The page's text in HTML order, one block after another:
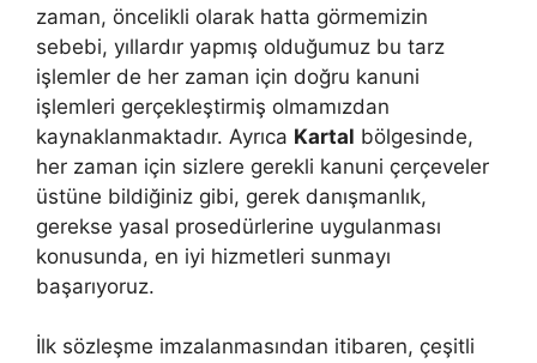
zaman, öncelikli olarak hatta görmemizin
sebebi, yıllardır yapmış olduğumuz bu tarz
işlemler de her zaman için doğru kanuni
işlemleri gerçekleştirmiş olmamızdan
kaynaklanmaktadır. Ayrıca Kartal bölgesinde,
her zaman için sizlere gerekli kanuni çerçeveler
üstüne bildiğiniz gibi, gerek danışmanlık,
gerekse yasal prosedürlerine uygulanması
konusunda, en iyi hizmetleri sunmayı
başarıyoruz.
İlk sözleşme imzalanmasından itibaren, çeşitli